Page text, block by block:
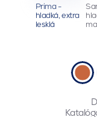
Prima -
hladká, extra
lesklá